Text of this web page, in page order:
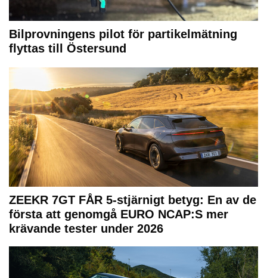
Bilprovningens pilot för partikelmätning
flyttas till Östersund
ZEEKR 7GT FÅR 5-stjärnigt betyg: En av de
första att genomgå EURO NCAP:S mer
krävande tester under 2026